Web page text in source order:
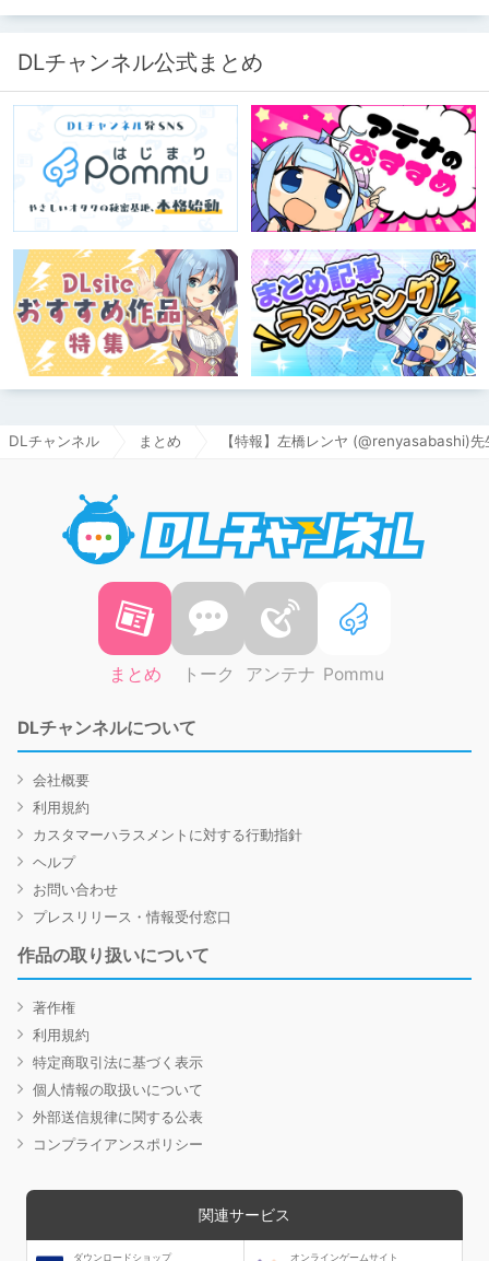
DLチャンネル公式まとめ
DLチャンネル まとめ 【特報】左橋レンヤ (@renyasabashi)
まとめ トーク アンテナ Pommu
DLチャンネルについて
会社概要
利用規約
カスタマーハラスメントに対する行動指針
ヘルプ
お問い合わせ
プレスリリース・情報受付窓口
作品の取り扱いについて
著作権
利用規約
特定商取引法に基づく表示
個人情報の取扱いについて
外部送信規律に関する公表
コンプライアンスポリシー
関連サービス
ダウンロードショップ オンラインゲームサイト